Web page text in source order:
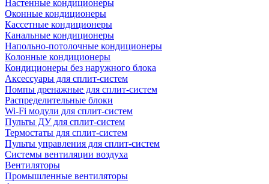
Настенные кондиционеры
Оконные кондиционеры
Кассетные кондиционеры
Канальные кондиционеры
Напольно-потолочные кондиционеры
Колонные кондиционеры
Кондиционеры без наружного блока
Аксессуары для сплит-систем
Помпы дренажные для сплит-систем
Распределительные блоки
Wi-Fi модули для сплит-систем
Пульты ДУ для сплит-систем
Термостаты для сплит-систем
Пульты управления для сплит-систем
Системы вентиляции воздуха
Вентиляторы
Промышленные вентиляторы